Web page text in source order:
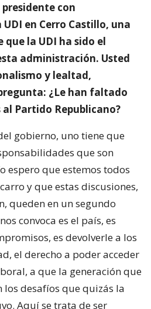
con
en Cerro Castillo, una
la UDI ha sido el
administración. Usted
y lealtad,
¿Le han faltado
Partido Republicano?
gobierno, uno tiene que
que son
espero que estemos todos
y que estas discusiones,
queden en un segundo
convoca es el país, es
es devolverle a los
el derecho a poder acceder
a que la generación que
los desafíos que quizás la
Aquí se trata de ser